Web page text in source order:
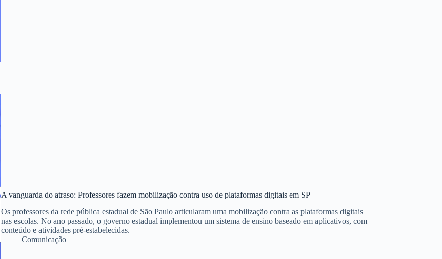
A vanguarda do atraso: Professores fazem mobilização contra uso de plataformas digitais em SP
Os professores da rede pública estadual de São Paulo articularam uma mobilização contra as plataformas digitais
nas escolas. No ano passado, o governo estadual implementou um sistema de ensino baseado em aplicativos, com
conteúdo e atividades pré-estabelecidas.
Comunicação